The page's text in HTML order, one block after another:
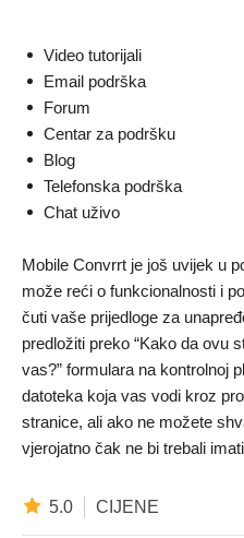
Video tutorijali
Email podrška
Forum
Centar za podršku
Blog
Telefonska podrška
Chat uživo
Mobile Convrrt je još uvijek u
može reći o funkcionalnosti i
čuti vaše prijedloge za
predložiti preko “Kako da ovu
vas?” formulara na kontrolnoj
datoteka koja vas vodi kroz
stranice, ali ako ne možete
vjerojatno čak ne bi trebali
5.0 CIJENE